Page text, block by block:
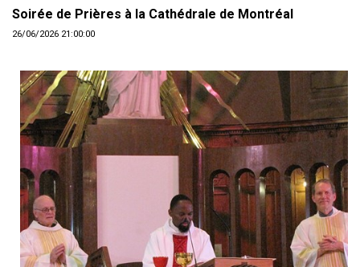
Soirée de Prières à la Cathédrale de Montréal
26/06/2026 21:00:00